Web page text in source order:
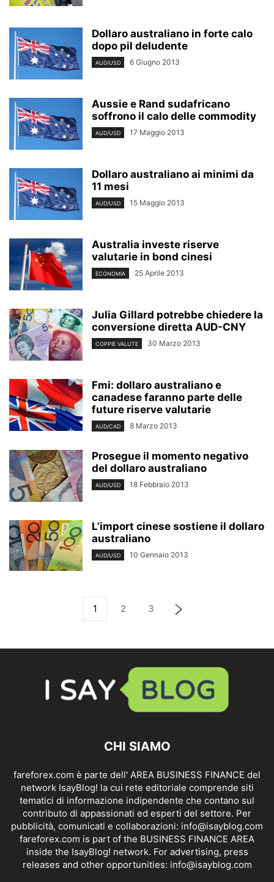
Dollaro australiano in forte calo
dopo pil deludente
AUD/USD 6 Giugno 2013
Aussie e Rand sudafricano
soffrono il calo delle commodity
AUD/USD 17 Maggio 2013
Dollaro australiano ai minimi da
11 mesi
AUD/USD 15 Maggio 2013
Australia investe riserve
valutarie in bond cinesi
ECONOMIA 25 Aprile 2013
Julia Gillard potrebbe chiedere la
conversione diretta AUD-CNY
COPPIE VALUTE 30 Marzo 2013
Fmi: dollaro australiano e
canadese faranno parte delle
future riserve valutarie
AUD/CAD 8 Marzo 2013
Prosegue il momento negativo
del dollaro australiano
AUD/USD 18 Febbraio 2013
L’import cinese sostiene il dollaro
australiano
AUD/USD 10 Gennaio 2013
1 2 3
CHI SIAMO
fareforex.com è parte dell' AREA BUSINESS FINANCE del
network IsayBlog! la cui rete editoriale comprende siti
tematici di informazione indipendente che contano sul
contributo di appassionati ed esperti del settore. Per
pubblicità, comunicati e collaborazioni: info@isayblog.com
fareforex.com is part of the BUSINESS FINANCE AREA
inside the IsayBlog! network. For advertising, press
releases and other opportunities: info@isayblog.com